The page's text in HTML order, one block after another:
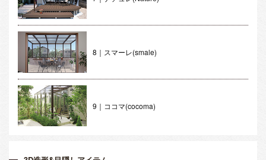
8｜スマーレ(smale)
9｜ココマ(cocoma)